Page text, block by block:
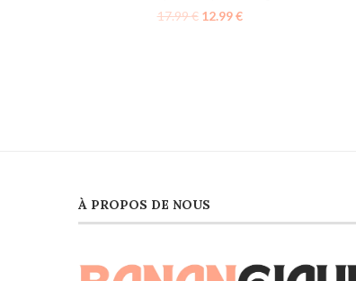
17.99€ 12.99€
À PROPOS DE NOUS